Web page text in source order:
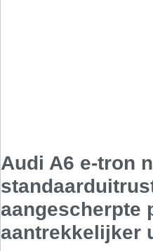
Audi A6 e-tron
aangescherpte
aantrekkelijker